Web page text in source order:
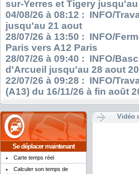
sur-Yerres et Tigery
04/08/26 à 08:12 : INFO/
jusqu'au 21 aout
28/07/26 à 13:50 : INFO/
Paris vers A12 Paris
28/07/26 à 09:40 : INFO/
d'Arcueil jusqu'au 28 aout
22/07/26 à 09:28 : INFO/
(A13) du 16/11/26 à fin août
Se déplacer maintenant
Carte temps réel
Calculer son temps de
Vidéo